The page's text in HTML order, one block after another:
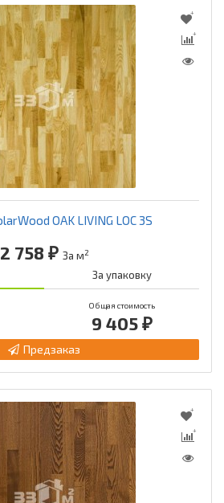
OAK LIVING LOC 3S
2 758 ₽ За м2
За упаковку
Общая стоимость
9 405 ₽
Предзаказ